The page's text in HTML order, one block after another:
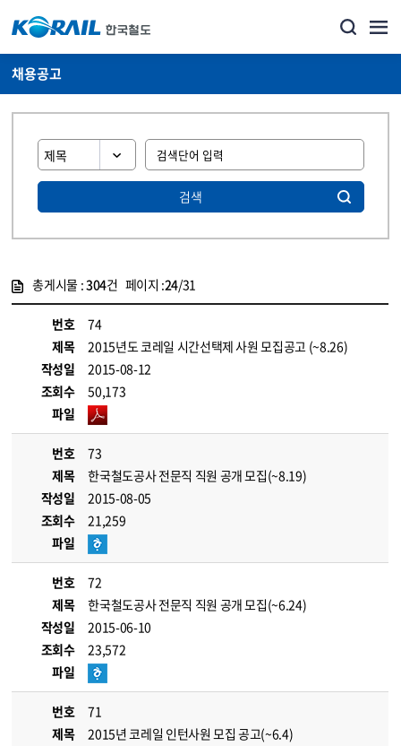
채용공고
검색
총게시물 :304건 페이지 :24/31
번호
74
제목
2015년도 코레일 시간선택제 사원 모집공고 (~8.26)
작성일
2015-08-12
조회수
50,173
파일
번호
73
제목
한국철도공사 전문직 직원 공개 모집(~8.19)
작성일
2015-08-05
조회수
21,259
파일
번호
72
제목
한국철도공사 전문직 직원 공개 모집(~6.24)
작성일
2015-06-10
조회수
23,572
파일
번호
71
제목
2015년 코레일 인턴사원 모집 공고(~6.4)